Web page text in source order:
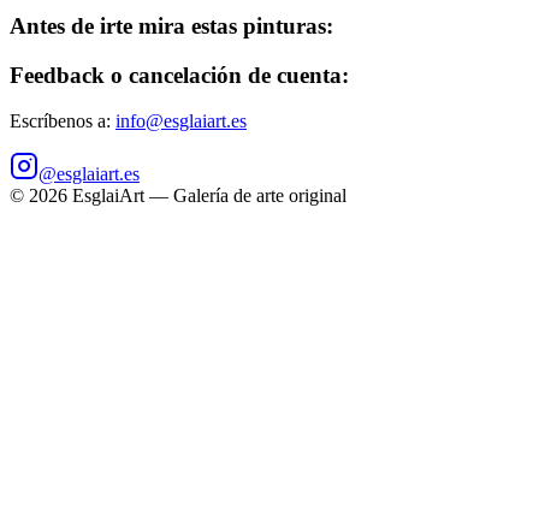
Antes de irte mira estas pinturas:
Feedback o cancelación de cuenta:
Escríbenos a: info@esglaiart.es
@esglaiart.es
© 2026 EsglaiArt — Galería de arte original